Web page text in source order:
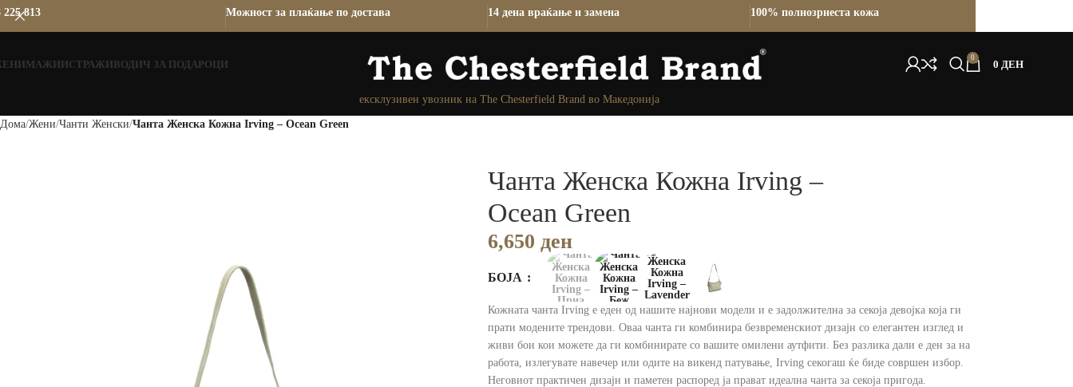
МАЖИИСТРАЖИВОДИЧ ЗА ПОДАРОЦИ
0
0 ДЕН
ексклузивен увозник на The Chesterfield Brand во Македонија
Дома Жени Чанти Женски Чанта Женска Кожна Irving – Ocean Green
Чанта Женска Кожна Irving –
Ocean Green
6,650 ден
БОЈА
Кожната чанта Irving е еден од нашите најнови модели и е задолжителна за секоја девојка која ги
прати модените трендови. Оваа чанта ги комбинира безвременскиот дизајн со елегантен изглед и
живи бои кои можете да ги комбинирате со вашите омилени аутфити. Без разлика дали е ден за на
работа, излегувате навечер или одите на викенд патување, Irving секогаш ќе биде совршен избор.
Неговиот практичен дизајн и паметен распоред ја прават идеална чанта за секоја пригода.
225 813 Можност за плаќање по достава 14 дена враќање и замена 100% полнозрнеста кожа